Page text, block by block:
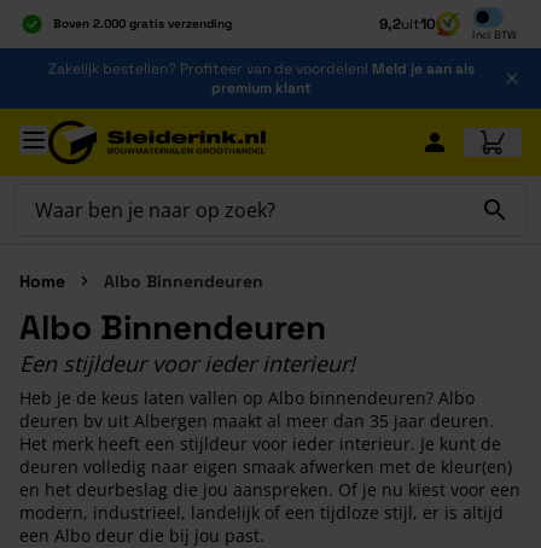
Boven 2.000 gratis verzending
Al 40 jaar dé specialist
Alles onder één dak
9,2uit10
Incl BTW
Inclusief
Ga naar de inhoud
Zakelijk bestellen? Profiteer van de voordelen! Meld je aan als
premium klant
Ga naar hoofdinhoud
Home Albo Binnendeuren
Albo Binnendeuren
Een stijldeur voor ieder interieur!
Heb je de keus laten vallen op Albo binnendeuren? Albo
deuren bv uit Albergen maakt al meer dan 35 jaar deuren.
Het merk heeft een stijldeur voor ieder interieur. Je kunt de
deuren volledig naar eigen smaak afwerken met de kleur(en)
en het deurbeslag die jou aanspreken. Of je nu kiest voor een
modern, industrieel, landelijk of een tijdloze stijl, er is altijd
een Albo deur die bij jou past.